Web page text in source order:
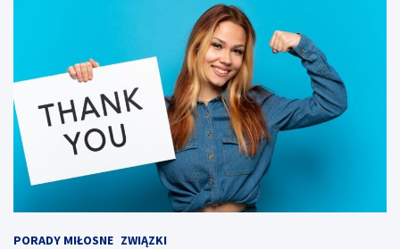
PORADY MIŁOSNE ZWIĄZKI